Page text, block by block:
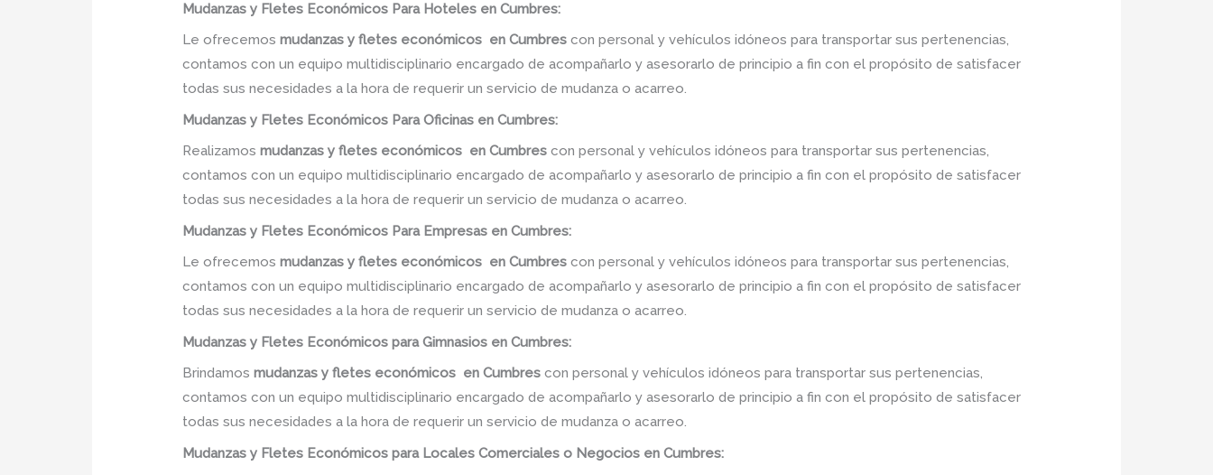
Mudanzas y Fletes Económicos Para Hoteles en Cumbres:
Le ofrecemosmudanzas y fletes económicos en Cumbres con personal y vehículos idóneos para transportar sus pertenencias,
contamos con un equipo multidisciplinario encargado de acompañarlo y asesorarlo de principio a fin con el propósito de satisfacer
todas sus necesidades a la hora de requerir un servicio de mudanza o acarreo.
Mudanzas y Fletes Económicos Para Oficinas en Cumbres:
Realizamosmudanzas y fletes económicos en Cumbres con personal y vehículos idóneos para transportar sus pertenencias,
contamos con un equipo multidisciplinario encargado de acompañarlo y asesorarlo de principio a fin con el propósito de satisfacer
todas sus necesidades a la hora de requerir un servicio de mudanza o acarreo.
Mudanzas y Fletes Económicos Para Empresas en Cumbres:
Le ofrecemosmudanzas y fletes económicos en Cumbres con personal y vehículos idóneos para transportar sus pertenencias,
contamos con un equipo multidisciplinario encargado de acompañarlo y asesorarlo de principio a fin con el propósito de satisfacer
todas sus necesidades a la hora de requerir un servicio de mudanza o acarreo.
Mudanzas y Fletes Económicos para Gimnasios en Cumbres:
Brindamosmudanzas y fletes económicos en Cumbres con personal y vehículos idóneos para transportar sus pertenencias,
contamos con un equipo multidisciplinario encargado de acompañarlo y asesorarlo de principio a fin con el propósito de satisfacer
todas sus necesidades a la hora de requerir un servicio de mudanza o acarreo.
Mudanzas y Fletes Económicos para Locales Comerciales o Negocios en Cumbres: